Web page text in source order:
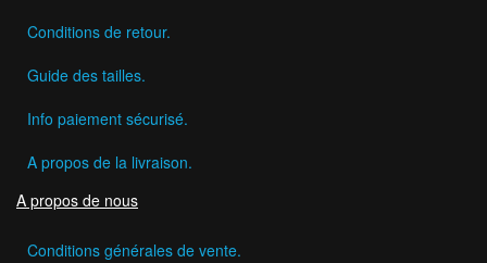
Conditions de retour.
Guide des tailles.
Info paiement sécurisé.
A propos de la livraison.
A propos de nous
Conditions générales de vente.